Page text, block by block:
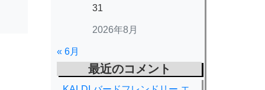
2026年8月
31
« 6月
最近のコメント